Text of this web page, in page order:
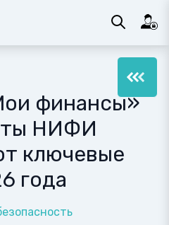
финансы»
НИФИ
ключевые
года